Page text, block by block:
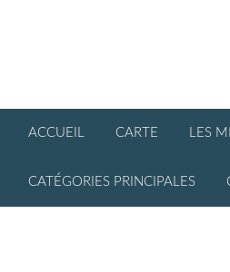
ACCUEIL CARTE LES
CATÉGORIES PRINCIPALES